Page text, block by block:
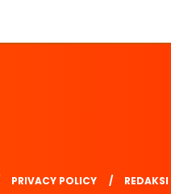
PRIVACY POLICY REDAKSI